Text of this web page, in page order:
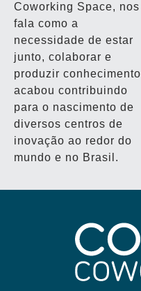
Coworking Space, nos
fala como a
necessidade de estar
junto, colaborar e
produzir conhecimento
acabou contribuindo
para o nascimento de
diversos centros de
inovação ao redor do
mundo e no Brasil.